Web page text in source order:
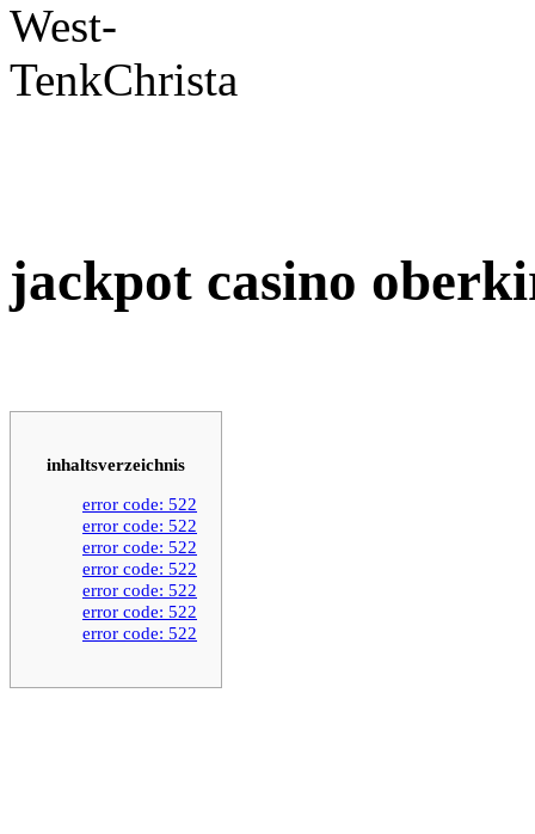
jackpot casino
inhaltsverzeichnis
error code: 522
error code: 522
error code: 522
error code: 522
error code: 522
error code: 522
error code: 522